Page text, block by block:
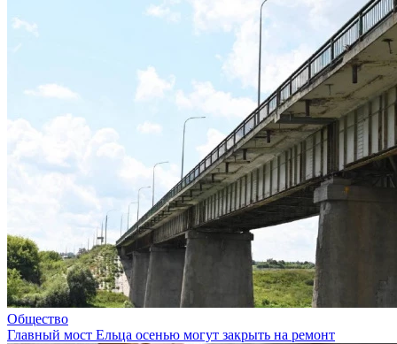
Общество
Главный мост Ельца осенью могут закрыть на ремонт